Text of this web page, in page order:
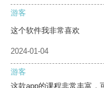
游客
这个软件我非常喜欢
2024-01-04
游客
这款app的课程非常丰富，